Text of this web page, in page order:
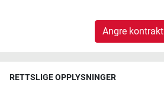
Angre kontrakt
RETTSLIGE OPPLYSNINGER